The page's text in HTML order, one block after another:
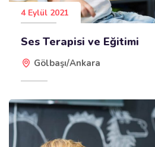
4 Eylül 2021
Ses Terapisi ve Eğitimi
Gölbaşı/Ankara